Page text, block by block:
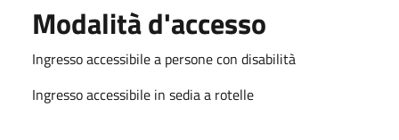
Modalità d'accesso
Ingresso accessibile a persone con disabilità
Ingresso accessibile in sedia a rotelle